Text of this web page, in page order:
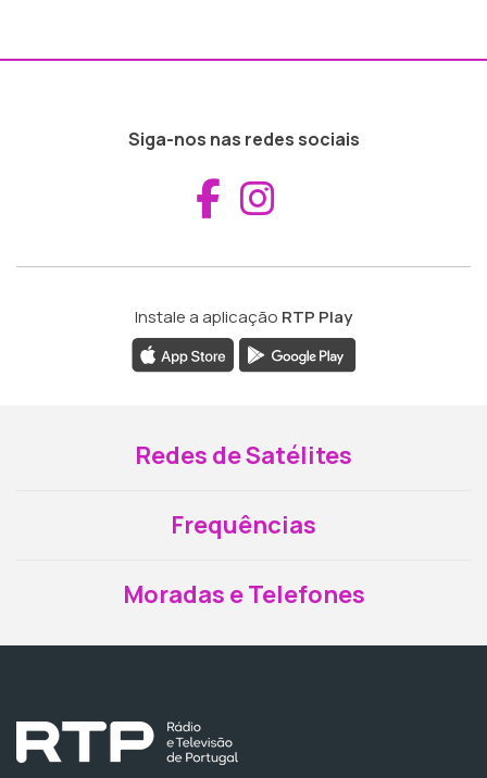
Siga-nos nas redes sociais
Aceder ao
Instale a aplicação RTP Play
Redes de Satélites
Frequências
Moradas e Telefones